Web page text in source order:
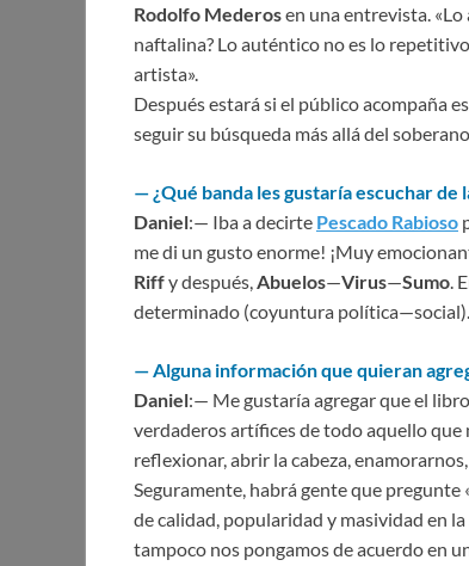
Rodolfo Mederosen una entrevista.
naftalina? Lo auténtico no es lo
artista».
Después estará si el público acompaña
seguir su búsqueda más allá del
— ¿Qué banda les gustaría escuchar
Daniel:— Iba a decirte Pescado Rabioso
me di un gusto enorme! ¡Muy
Riffy después,Abuelos—Virus—Sumo.
determinado (coyuntura
— Alguna información que quieran
Daniel:— Me gustaría agregar que el
verdaderos artífices de todo aquello que
reflexionar, abrir la cabeza,
Seguramente, habrá gente que
de calidad, popularidad y masividad en
tampoco nos pongamos de acuerdo en